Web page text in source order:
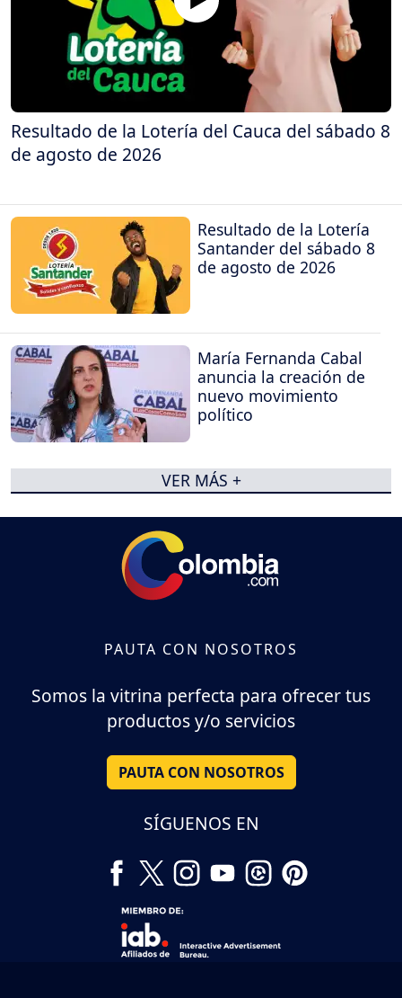
Resultado de la Lotería del Cauca del sábado 8
de agosto de 2026
Resultado de la Lotería
Santander del sábado 8
de agosto de 2026
María Fernanda Cabal
anuncia la creación de
nuevo movimiento
político
VER MÁS +
PAUTA CON NOSOTROS
Somos la vitrina perfecta para ofrecer tus
productos y/o servicios
PAUTA CON NOSOTROS
SÍGUENOS EN